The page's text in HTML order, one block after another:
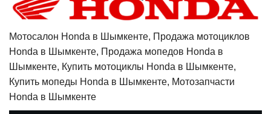
Мотосалон Honda в Шымкенте, Продажа мотоциклов
Honda в Шымкенте, Продажа мопедов Honda в
Шымкенте, Купить мотоциклы Honda в Шымкенте,
Купить мопеды Honda в Шымкенте, Мотозапчасти
Honda в Шымкенте